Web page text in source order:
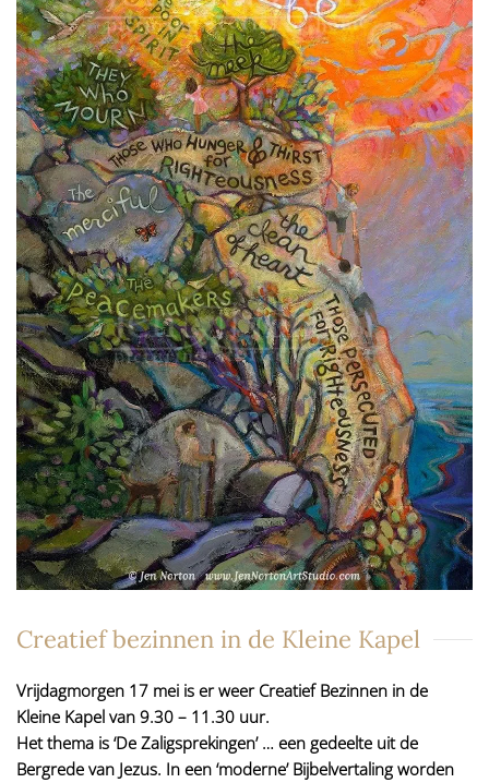
Creatief bezinnen in de Kleine Kapel
Vrijdagmorgen 17 mei is er weer Creatief Bezinnen in de
Kleine Kapel van 9.30 – 11.30 uur.
Het thema is ‘De Zaligsprekingen’ … een gedeelte uit de
Bergrede van Jezus. In een ‘moderne’ Bijbelvertaling worden